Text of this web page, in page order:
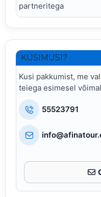
partneritega
KÜSIMUSI?
Kusi pakkumist, me
teiega esimesel
55523791